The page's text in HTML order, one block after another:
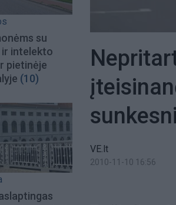
su
intelekto
pietinėje
(10)
VE.lt
2010-11-10 16:56